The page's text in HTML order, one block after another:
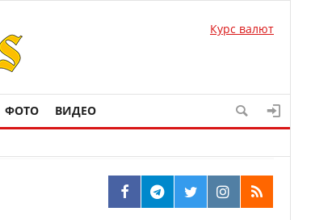
Курс валют
ФОТО ВИДЕО